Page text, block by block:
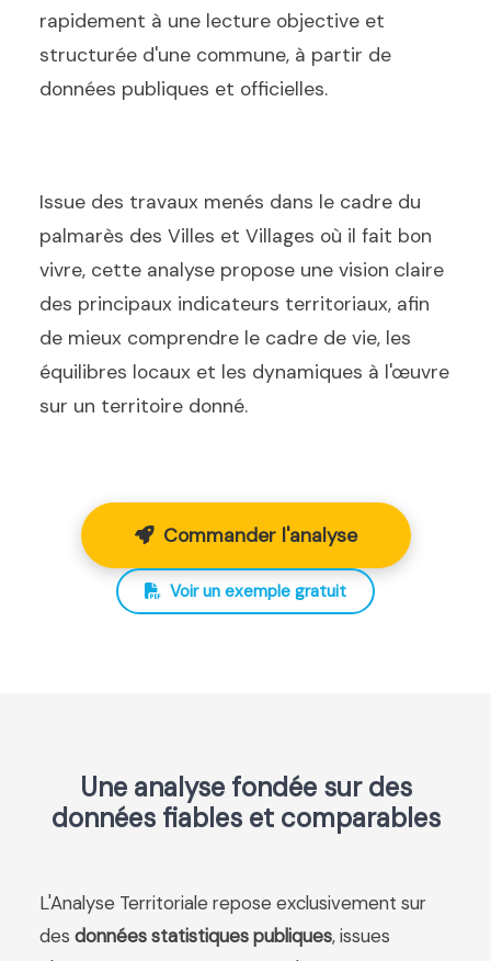
rapidement à une lecture objective et
structurée d'une commune, à partir de
données publiques et officielles.
Issue des travaux menés dans le cadre du
palmarès des Villes et Villages où il fait bon
vivre, cette analyse propose une vision claire
des principaux indicateurs territoriaux, afin
de mieux comprendre le cadre de vie, les
équilibres locaux et les dynamiques à l'œuvre
sur un territoire donné.
Commander l'analyse
Voir un exemple gratuit
Une analyse fondée sur des
données fiables et comparables
L'Analyse Territoriale repose exclusivement sur
des données statistiques publiques, issues